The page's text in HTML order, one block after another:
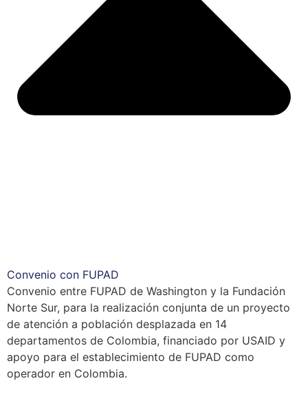
Convenio con FUPAD
Convenio entre FUPAD de Washington y la Fundación
Norte Sur, para la realización conjunta de un proyecto
de atención a población desplazada en 14
departamentos de Colombia, financiado por USAID y
apoyo para el establecimiento de FUPAD como
operador en Colombia.